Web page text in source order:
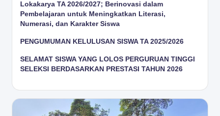
Lokakarya TA 2026/2027; Berinovasi dalam
Pembelajaran untuk Meningkatkan Literasi,
Numerasi, dan Karakter Siswa
PENGUMUMAN KELULUSAN SISWA TA 2025/2026
SELAMAT SISWA YANG LOLOS PERGURUAN TINGGI
SELEKSI BERDASARKAN PRESTASI TAHUN 2026